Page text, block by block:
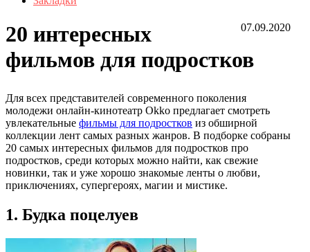
07.09.2020
20 интересных
фильмов для подростков
Для всех представителей современного поколения
молодежи онлайн-кинотеатр Okko предлагает смотреть
увлекательные фильмы для подростков из обширной
коллекции лент самых разных жанров. В подборке собраны
20 самых интересных фильмов для подростков про
подростков, среди которых можно найти, как свежие
новинки, так и уже хорошо знакомые ленты о любви,
приключениях, супергероях, магии и мистике.
1. Будка поцелуев